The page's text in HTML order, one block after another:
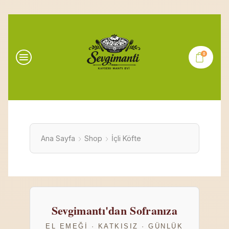
0
Ana Sayfa Shop İçli Köfte
Sevgimantı'dan Sofranıza
EL EMEĞI · KATKISIZ · GÜNLÜK